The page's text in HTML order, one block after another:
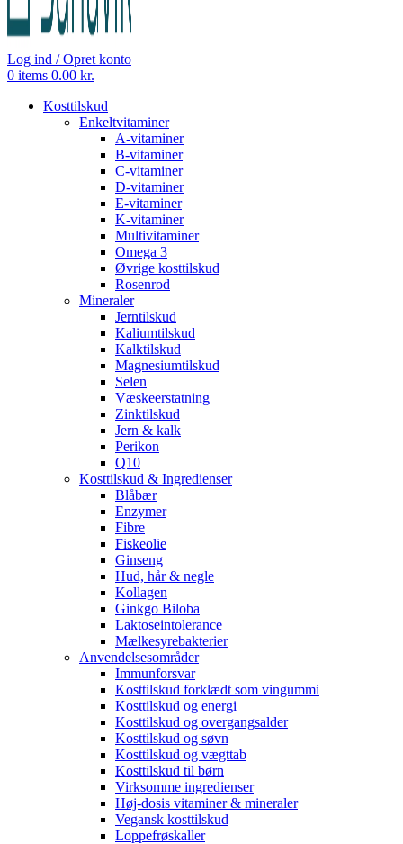
Log ind / Opret konto
0 items 0.00 kr.
Kosttilskud
Enkeltvitaminer
A-vitaminer
B-vitaminer
C-vitaminer
D-vitaminer
E-vitaminer
K-vitaminer
Multivitaminer
Omega 3
Øvrige kosttilskud
Rosenrod
Mineraler
Jerntilskud
Kaliumtilskud
Kalktilskud
Magnesiumtilskud
Selen
Væskeerstatning
Zinktilskud
Jern & kalk
Perikon
Q10
Kosttilskud & Ingredienser
Blåbær
Enzymer
Fibre
Fiskeolie
Ginseng
Hud, hår & negle
Kollagen
Ginkgo Biloba
Laktoseintolerance
Mælkesyrebakterier
Anvendelsesområder
Immunforsvar
Kosttilskud forklædt som vingummi
Kosttilskud og energi
Kosttilskud og overgangsalder
Kosttilskud og søvn
Kosttilskud og vægttab
Kosttilskud til børn
Virksomme ingredienser
Høj-dosis vitaminer & mineraler
Vegansk kosttilskud
Loppefrøskaller